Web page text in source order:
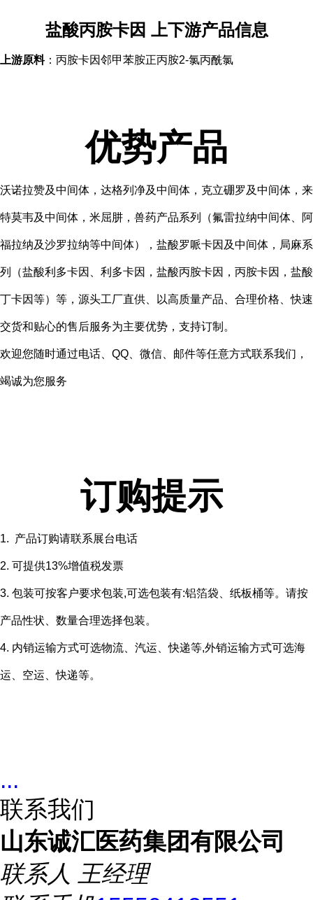
盐酸丙胺卡因 上下游产品信息
上游原料：丙胺卡因邻甲苯胺正丙胺2-氯丙酰氯
优势产品
沃诺拉赞及中间体，达格列净及中间体，克立硼罗及中间体，来
特莫韦及中间体，米屈肼，兽药产品系列（氟雷拉纳中间体、阿
福拉纳及沙罗拉纳等中间体），盐酸罗哌卡因及中间体，局麻系
列（盐酸利多卡因、利多卡因，盐酸丙胺卡因，丙胺卡因，盐酸
丁卡因等）等，源头工厂直供、以高质量产品、合理价格、快速
交货和贴心的售后服务为主要优势，支持订制。
欢迎您随时通过电话、QQ、微信、邮件等任意方式联系我们，
竭诚为您服务
订购提示
1. 产品订购请联系展台电话
2. 可提供13%增值税发票
3. 包装可按客户要求包装,可选包装有:铝箔袋、纸板桶等。请按
产品性状、数量合理选择包装。
4. 内销运输方式可选物流、汽运、快递等,外销运输方式可选海
运、空运、快递等。
...
联系我们
山东诚汇医药集团有限公司
联系人 王经理